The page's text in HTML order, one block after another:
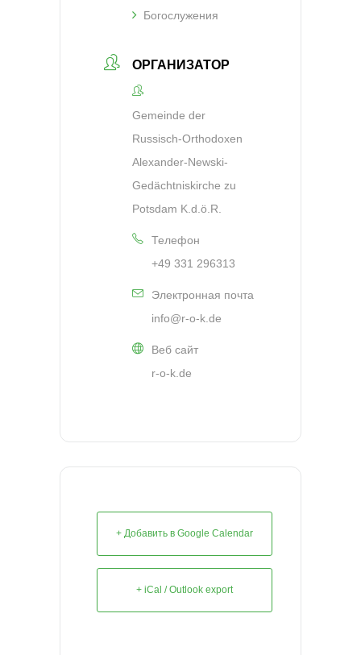
Богослужения
ОРГАНИЗАТОР
Gemeinde der
Russisch-Orthodoxen
Alexander-Newski-
Gedächtniskirche zu
Potsdam K.d.ö.R.
Телефон
+49 331 296313
Электронная почта
info@r-o-k.de
Веб сайт
r-o-k.de
+ Добавить в Google Calendar
+ iCal / Outlook export